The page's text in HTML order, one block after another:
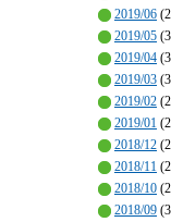
2019/06
2019/05
2019/04
2019/03
2019/02
2019/01
2018/12
2018/11
2018/10
2018/09